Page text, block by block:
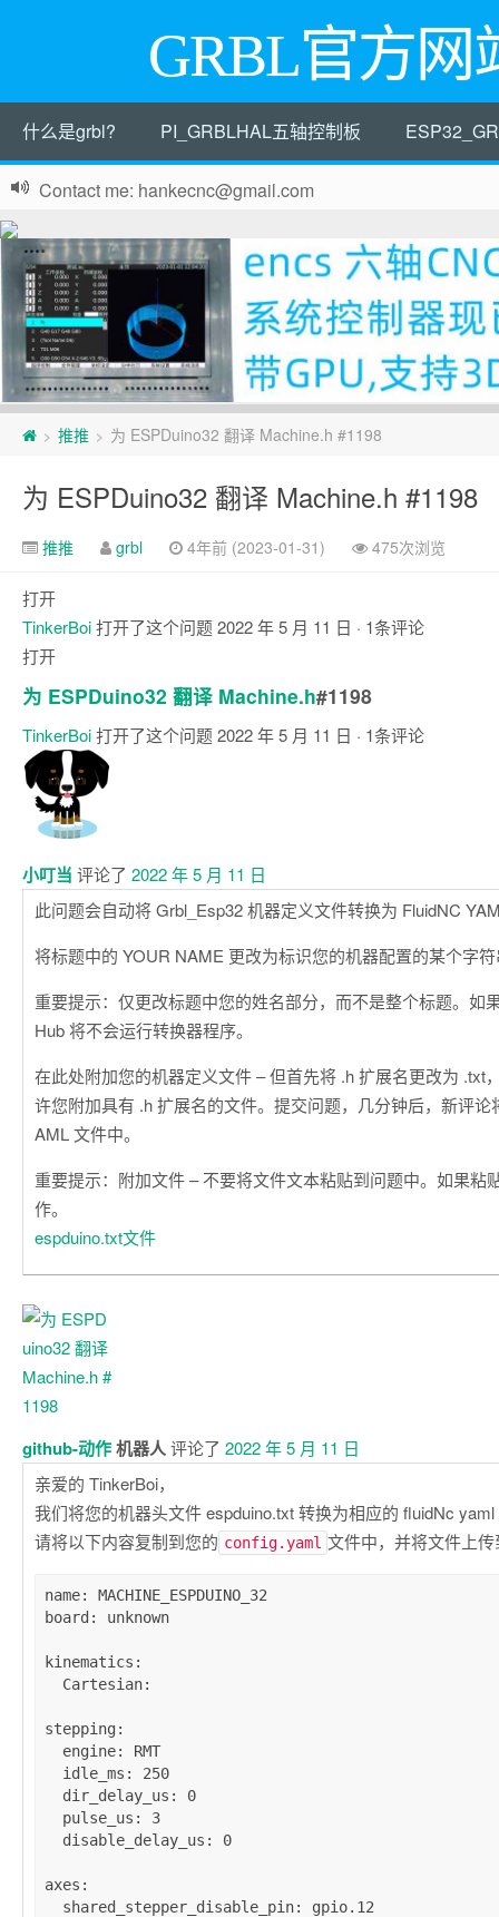
GRBL官方网
什么是grbl? PI_GRBLHAL五轴控制板
Contact me: hankecnc@gmail.com
> 推推 > 为 ESPDuino32 翻译 Machine.h #1198
为 ESPDuino32 翻译 Machine.h #1198
推推 grbl 4年前 (2023-01-31) 475次浏览
打开
TinkerBoi打开了这个问题2022 年 5 月 11 日 · 1条评论
打开
为 ESPDuino32 翻译 Machine.h#1198
TinkerBoi打开了这个问题2022 年 5 月 11 日 · 1条评论
注
释
小叮当 评论了 2022 年 5 月 11 日
此问题会自动将 Grbl_Esp32 机器定义文件转换为 FluidNC
将标题中的 YOUR NAME 更改为标识您的机器配置的某个字
重要提示：仅更改标题中您的姓名部分，而不是整个标题。如
Hub 将不会运行转换器程序。
在此处附加您的机器定义文件 – 但首先将 .h 扩展名更改为 .txt
许您附加具有 .h 扩展名的文件。提交问题，几分钟后，新评论
AML 文件中。
重要提示：附加文件 – 不要将文件文本粘贴到问题中。如果粘
作。
espduino.txt文件
github-动作机器人评论了 2022 年 5 月 11 日
亲爱的 TinkerBoi，
我们将您的机器头文件 espduino.txt 转换为相应的 fluidNc
请将以下内容复制到您的 config.yaml 文件中，并将文件上
name: MACHINE_ESPDUINO_32
board : unknown
kinematics :
Cartesian:
stepping :
engine: RMT
idle_ms : 250
dir_delay_us : 0
pulse_us : 3
disable_delay_us : 0
axes :
shared_stepper_disable_pin: gpio.12